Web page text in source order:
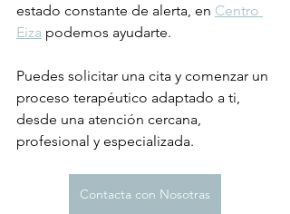
estado constante de alerta, en Centro
Eiza podemos ayudarte.
Puedes solicitar una cita y comenzar un
proceso terapéutico adaptado a ti,
desde una atención cercana,
profesional y especializada.
Contacta con Nosotras